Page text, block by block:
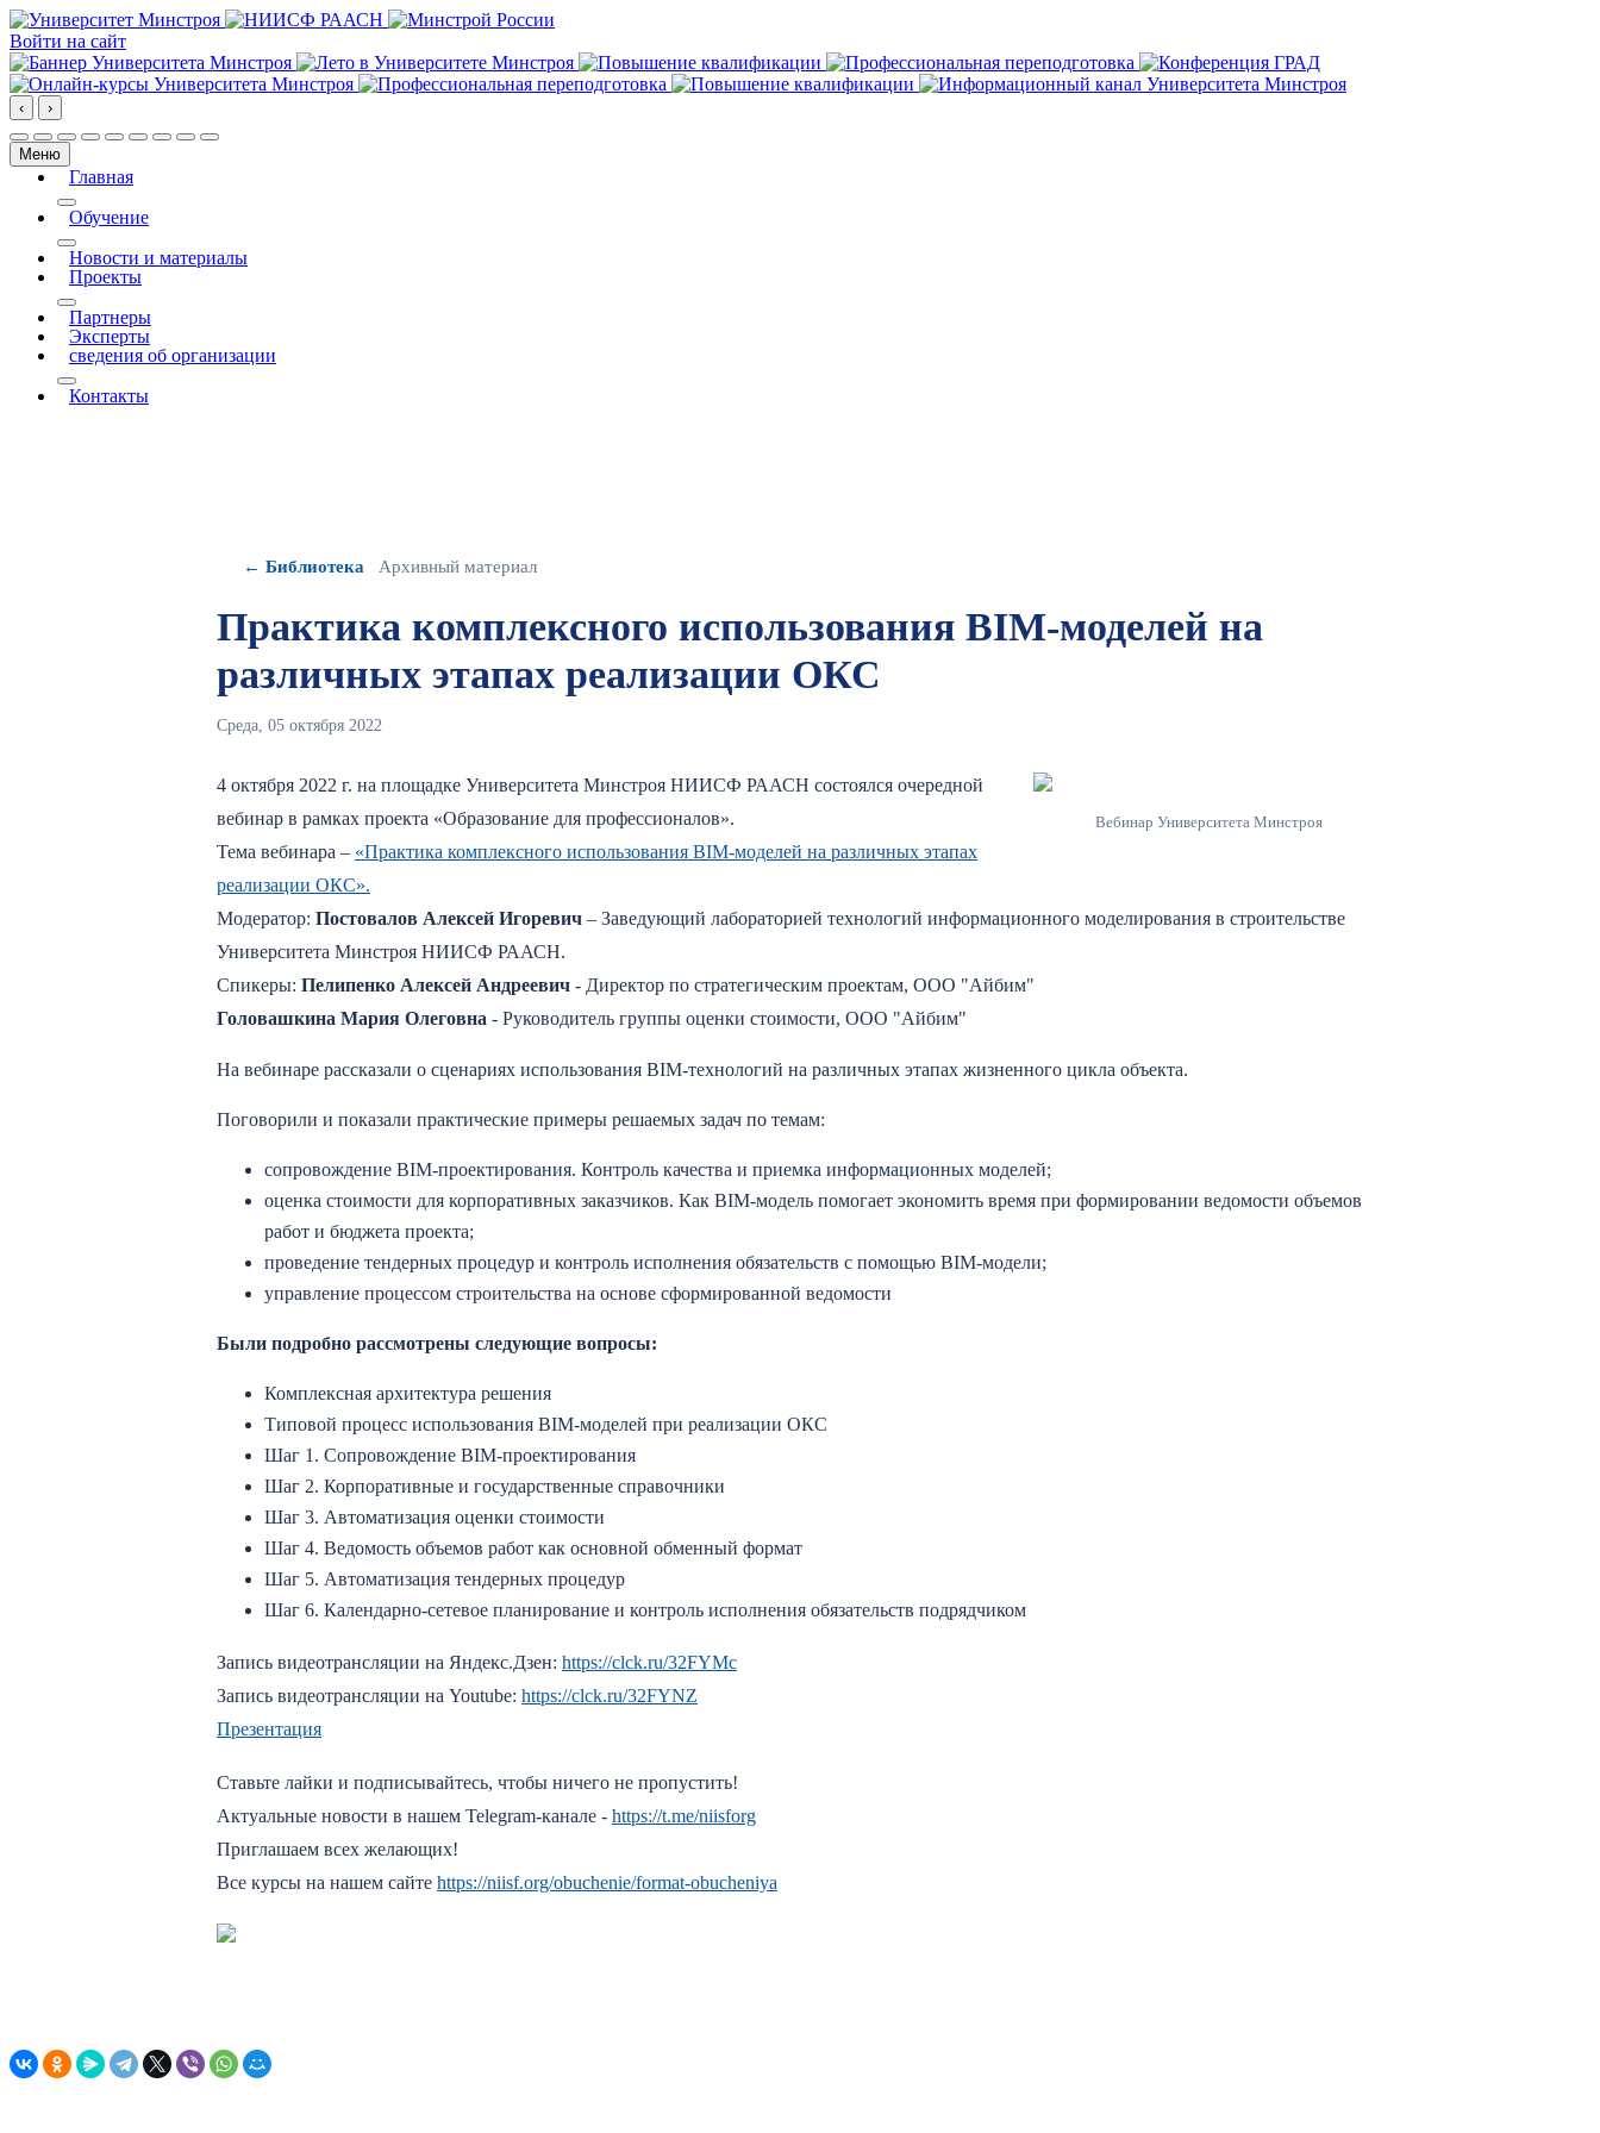
Войти на сайт
‹ ›
Меню
Главная
More about: Главная
Обучение
More about: Обучение
Новости и материалы
Проекты
More about: Проекты
Партнеры
Эксперты
сведения об организации
More about: сведения об организации
Контакты
← Библиотека Архивный материал
Практика комплексного использования BIM-моделей на
различных этапах реализации ОКС
Среда, 05 октября 2022
Вебинар Университета Минстроя
4 октября 2022 г. на площадке Университета Минстроя НИИСФ РААСН состоялся очередной
вебинар в рамках проекта «Образование для профессионалов».
Тема вебинара – «Практика комплексного использования BIM-моделей на различных этапах
реализации ОКС».
Модератор: Постовалов Алексей Игоревич – Заведующий лабораторией технологий информационного моделирования в строительстве
Университета Минстроя НИИСФ РААСН.
Спикеры: Пелипенко Алексей Андреевич - Директор по стратегическим проектам, ООО "Айбим"
Головашкина Мария Олеговна - Руководитель группы оценки стоимости, ООО "Айбим"
На вебинаре рассказали о сценариях использования BIM-технологий на различных этапах жизненного цикла объекта.
Поговорили и показали практические примеры решаемых задач по темам:
сопровождение BIM-проектирования. Контроль качества и приемка информационных моделей;
оценка стоимости для корпоративных заказчиков. Как BIM-модель помогает экономить время при формировании ведомости объемов
работ и бюджета проекта;
проведение тендерных процедур и контроль исполнения обязательств с помощью BIM-модели;
управление процессом строительства на основе сформированной ведомости
Были подробно рассмотрены следующие вопросы:
Комплексная архитектура решения
Типовой процесс использования BIM-моделей при реализации ОКС
Шаг 1. Сопровождение BIM-проектирования
Шаг 2. Корпоративные и государственные справочники
Шаг 3. Автоматизация оценки стоимости
Шаг 4. Ведомость объемов работ как основной обменный формат
Шаг 5. Автоматизация тендерных процедур
Шаг 6. Календарно-сетевое планирование и контроль исполнения обязательств подрядчиком
Запись видеотрансляции на Яндекс.Дзен: https://clck.ru/32FYMc
Запись видеотрансляции на Youtube: https://clck.ru/32FYNZ
Презентация
Ставьте лайки и подписывайтесь, чтобы ничего не пропустить!
Актуальные новости в нашем Telegram-канале - https://t.me/niisforg
Приглашаем всех желающих!
Все курсы на нашем сайте https://niisf.org/obuchenie/format-obucheniya